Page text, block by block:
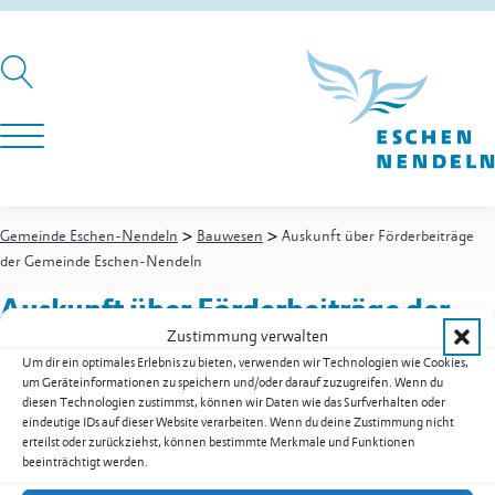
Zustimmung verwalten
Um dir ein optimales Erlebnis zu bieten, verwenden wir Technologien wie Cookies,
um Geräteinformationen zu speichern und/oder darauf zuzugreifen. Wenn du
diesen Technologien zustimmst, können wir Daten wie das Surfverhalten oder
eindeutige IDs auf dieser Website verarbeiten. Wenn du deine Zustimmung nicht
erteilst oder zurückziehst, können bestimmte Merkmale und Funktionen
beeinträchtigt werden.
Gemeinde Eschen-Nendeln > Bauwesen > Auskunft über Förderbeiträge
der Gemeinde Eschen-Nendeln
Auskunft über Förderbeiträge der
Gemeinde Eschen-Nendeln
in Eschen
Bauwesen-Immobilienverwaltung